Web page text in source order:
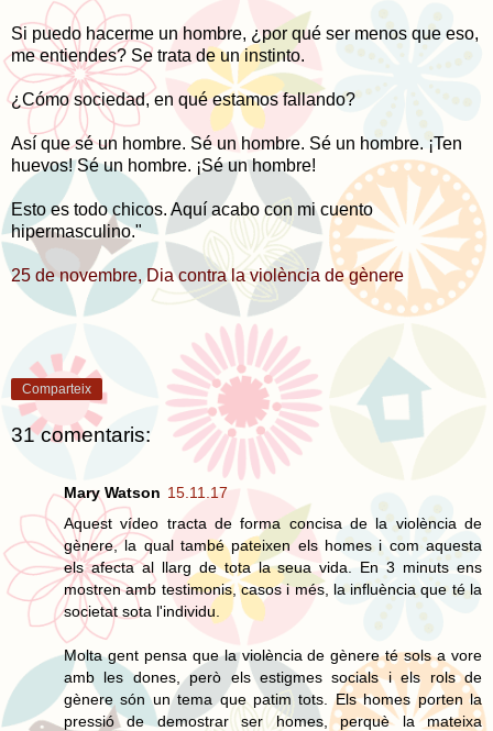
Si puedo hacerme un hombre, ¿por qué ser menos que eso,
me entiendes? Se trata de un instinto.
¿Cómo sociedad, en qué estamos fallando?
Así que sé un hombre. Sé un hombre. Sé un hombre. ¡Ten
huevos! Sé un hombre. ¡Sé un hombre!
Esto es todo chicos. Aquí acabo con mi cuento
hipermasculino."
25 de novembre, Dia contra la violència de gènere
Comparteix
31 comentaris:
Mary Watson 15.11.17
Aquest vídeo tracta de forma concisa de la violència de
gènere, la qual també pateixen els homes i com aquesta
els afecta al llarg de tota la seua vida. En 3 minuts ens
mostren amb testimonis, casos i més, la influència que té la
societat sota l'individu.
Molta gent pensa que la violència de gènere té sols a vore
amb les dones, però els estigmes socials i els rols de
gènere són un tema que patim tots. Els homes porten la
pressió de demostrar ser homes, perquè la mateixa